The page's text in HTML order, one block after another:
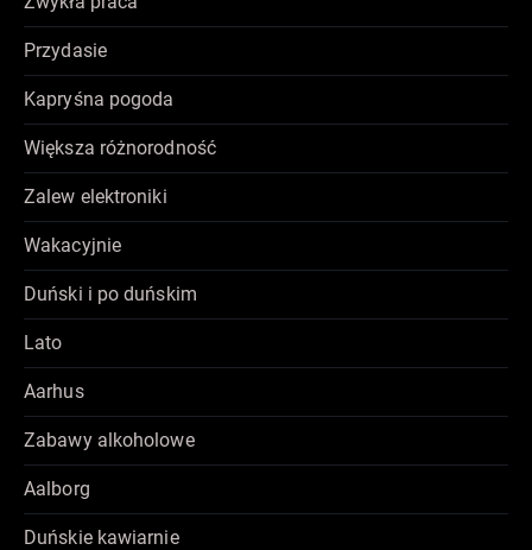
Przydasie
Kapryśna pogoda
Większa różnorodność
Zalew elektroniki
Wakacyjnie
Duński i po duńskim
Lato
Aarhus
Zabawy alkoholowe
Aalborg
Duńskie kawiarnie